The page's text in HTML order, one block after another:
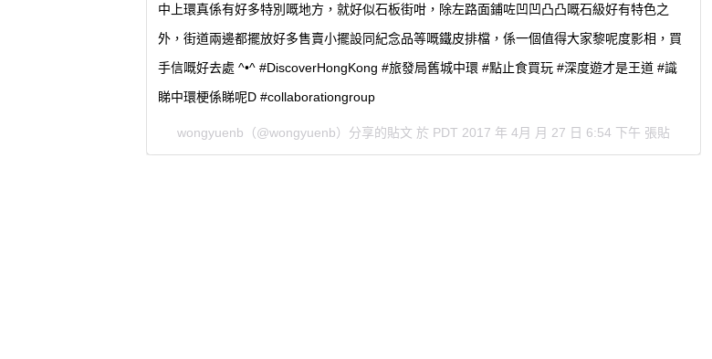
中上環真係有好多特別嘅地方，就好似石板街咁，除左路面鋪咗凹凹凸凸嘅石級好有特色之
外，街道兩邊都擺放好多售賣小擺設同紀念品等嘅鐵皮排檔，係一個值得大家黎呢度影相，買
手信嘅好去處 ^•^ #DiscoverHongKong #旅發局舊城中環 #點止食買玩 #深度遊才是王道 #識
睇中環梗係睇呢D #collaborationgroup
wongyuenb （@wongyuenb）分享的貼文 於 PDT 2017 年 4月 月 27 日 6:54 下午 張貼